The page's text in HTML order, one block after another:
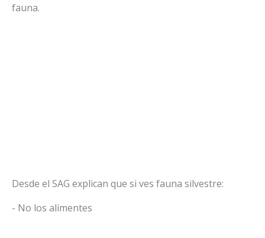
fauna.
Desde el SAG explican que si ves fauna silvestre:
- No los alimentes